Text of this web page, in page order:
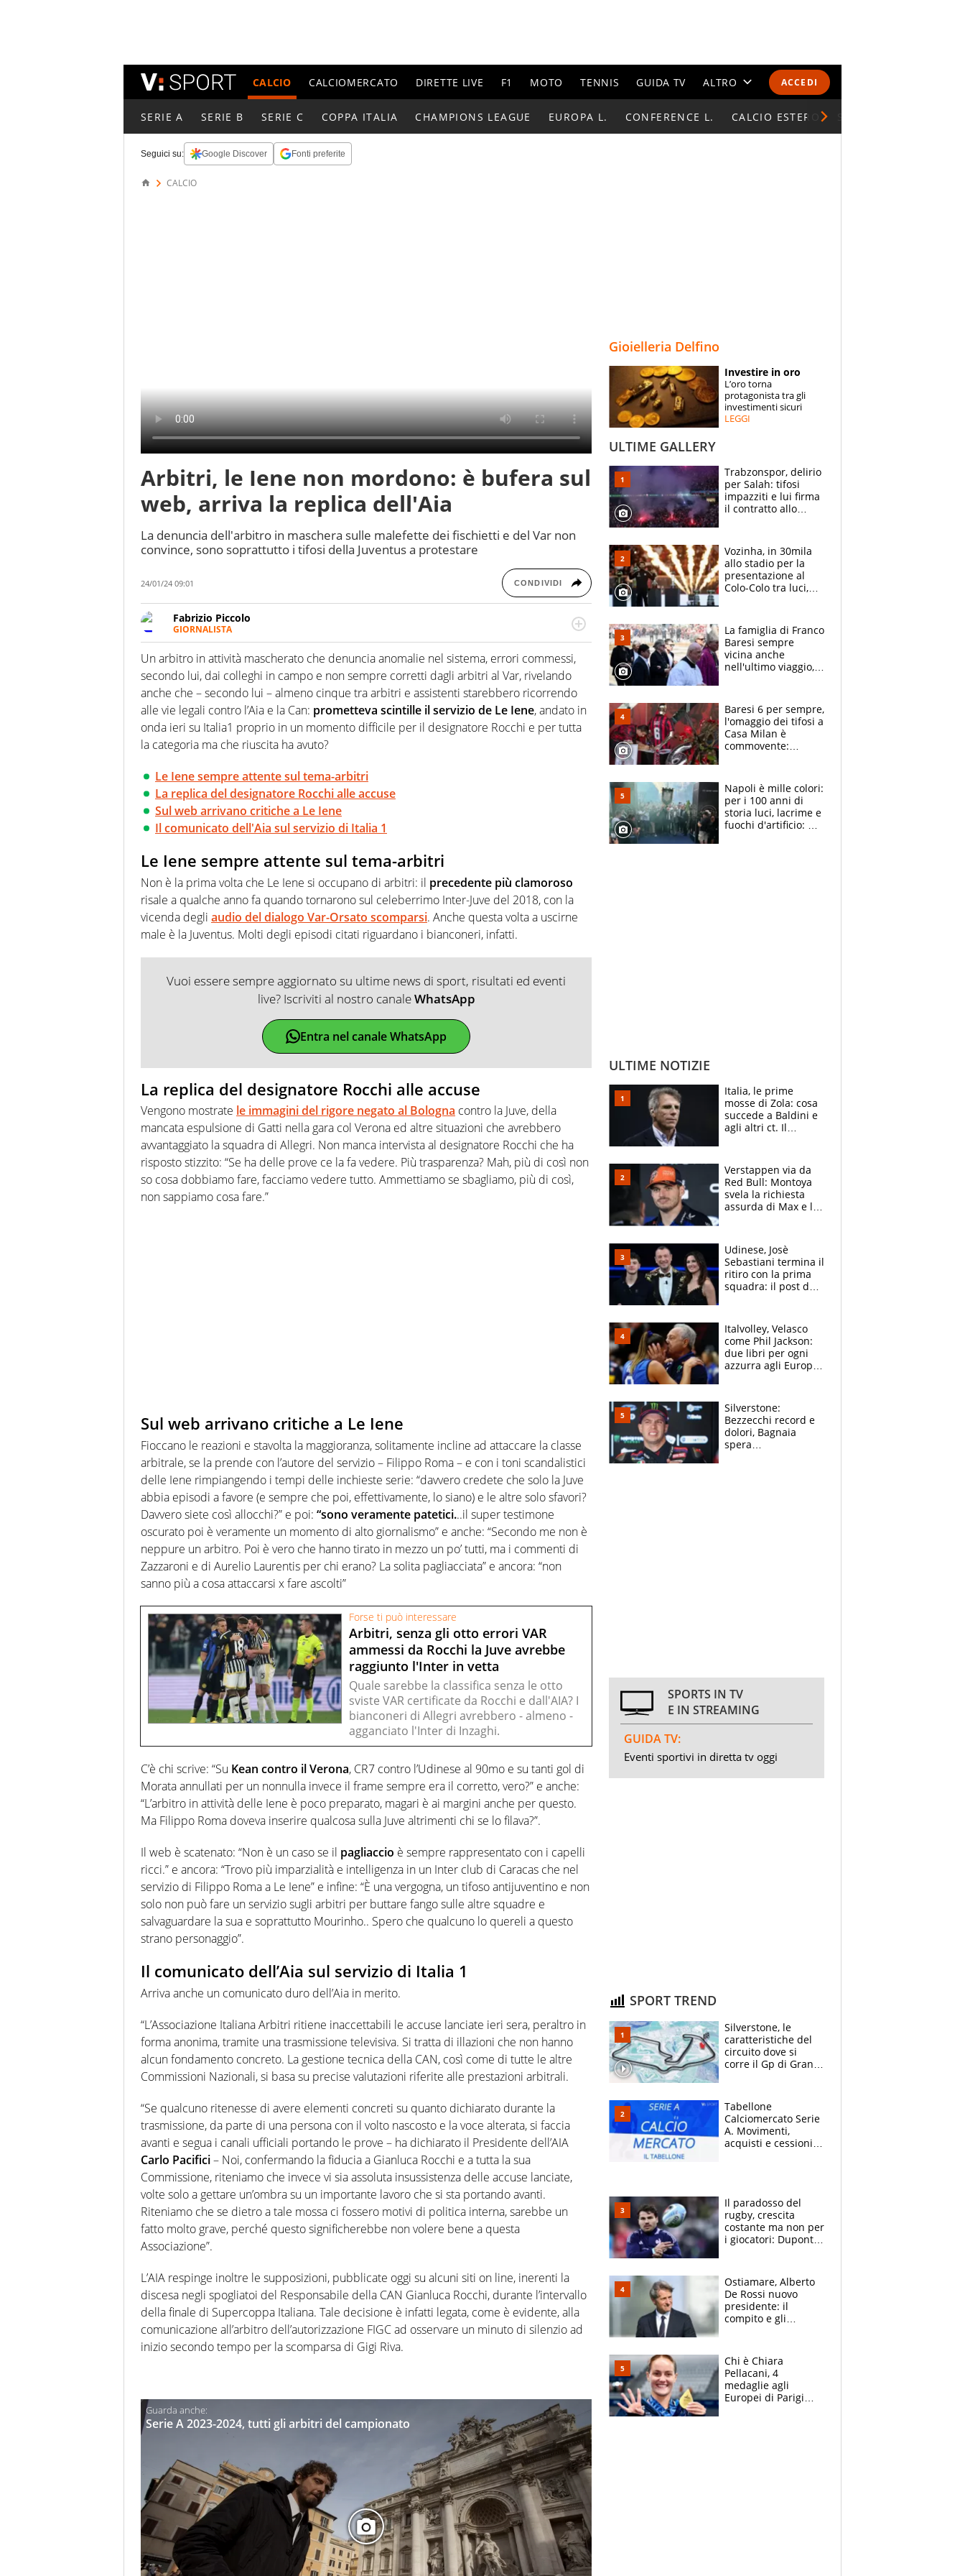
ACCEDI
CALCIO CALCIOMERCATO DIRETTE LIVE F1 MOTO TENNIS GUIDA TV ALTRO
CALENDARI E CLASSIFICHE
ESPERTI
CONTATTI
SERIE A SERIE B SERIE C COPPA ITALIA CHAMPIONS LEAGUE EUROPA L. CONFERENCE L. CALCIO ESTERO
Seguici su: Google Discover Fonti preferite
CALCIO
Arbitri, le Iene non mordono: è bufera sul
web, arriva la replica dell'Aia
La denuncia dell'arbitro in maschera sulle malefette dei fischietti e del Var non
convince, sono soprattutto i tifosi della Juventus a protestare
24/01/24 09:01 CONDIVIDI
Fabrizio Piccolo
GIORNALISTA
Nella sua carriera ha seguito numerose manifestazioni sportive e collaborato con
agenzie e testate. Esperienza, competenza, conoscenza e memoria storica. Si occupa
prevalentemente di calcio
Un arbitro in attività mascherato che denuncia anomalie nel sistema, errori commessi,
secondo lui, dai colleghi in campo e non sempre corretti dagli arbitri al Var, rivelando
anche che – secondo lui – almeno cinque tra arbitri e assistenti starebbero ricorrendo
alle vie legali contro l’Aia e la Can: prometteva scintille il servizio de Le Iene, andato in
onda ieri su Italia1 proprio in un momento difficile per il designatore Rocchi e per tutta
la categoria ma che riuscita ha avuto?
Le Iene sempre attente sul tema-arbitri
La replica del designatore Rocchi alle accuse
Sul web arrivano critiche a Le Iene
Il comunicato dell'Aia sul servizio di Italia 1
Le Iene sempre attente sul tema-arbitri
Non è la prima volta che Le Iene si occupano di arbitri: il precedente più clamoroso
risale a qualche anno fa quando tornarono sul celeberrimo Inter-Juve del 2018, con la
vicenda degli audio del dialogo Var-Orsato scomparsi. Anche questa volta a uscirne
male è la Juventus. Molti degli episodi citati riguardano i bianconeri, infatti.
Vuoi essere sempre aggiornato su ultime news di sport, risultati ed eventi
live? Iscriviti al nostro canaleWhatsApp
Entra nel canale WhatsApp
La replica del designatore Rocchi alle accuse
Vengono mostrate le immagini del rigore negato al Bologna contro la Juve, della
mancata espulsione di Gatti nella gara col Verona ed altre situazioni che avrebbero
avvantaggiato la squadra di Allegri. Non manca intervista al designatore Rocchi che ha
risposto stizzito: “Se ha delle prove ce la fa vedere. Più trasparenza? Mah, più di così non
so cosa dobbiamo fare, facciamo vedere tutto. Ammettiamo se sbagliamo, più di così,
non sappiamo cosa fare.”
Sul web arrivano critiche a Le Iene
Fioccano le reazioni e stavolta la maggioranza, solitamente incline ad attaccare la classe
arbitrale, se la prende con l’autore del servizio – Filippo Roma – e con i toni scandalistici
delle Iene rimpiangendo i tempi delle inchieste serie: “davvero credete che solo la Juve
abbia episodi a favore (e sempre che poi, effettivamente, lo siano) e le altre solo sfavori?
Davvero siete così allocchi?” e poi: “sono veramente patetici...il super testimone
oscurato poi è veramente un momento di alto giornalismo” e anche: “Secondo me non è
neppure un arbitro. Poi è vero che hanno tirato in mezzo un po’ tutti, ma i commenti di
Zazzaroni e di Aurelio Laurentis per chi erano? La solita pagliacciata” e ancora: “non
sanno più a cosa attaccarsi x fare ascolti”
Forse ti può interessare
Arbitri, senza gli otto errori VAR
ammessi da Rocchi la Juve avrebbe
raggiunto l'Inter in vetta
Quale sarebbe la classifica senza le otto
sviste VAR certificate da Rocchi e dall'AIA? I
bianconeri di Allegri avrebbero - almeno -
agganciato l'Inter di Inzaghi.
C’è chi scrive: “Su Kean contro il Verona, CR7 contro l’Udinese al 90mo e su tanti gol di
Morata annullati per un nonnulla invece il frame sempre era il corretto, vero?” e anche:
“L’arbitro in attività delle Iene è poco preparato, magari è ai margini anche per questo.
Ma Filippo Roma doveva inserire qualcosa sulla Juve altrimenti chi se lo filava?”.
Il web è scatenato: “Non è un caso se il pagliaccio è sempre rappresentato con i capelli
ricci.” e ancora: “Trovo più imparzialità e intelligenza in un Inter club di Caracas che nel
servizio di Filippo Roma a Le Iene” e infine: “È una vergogna, un tifoso antijuventino e non
solo non può fare un servizio sugli arbitri per buttare fango sulle altre squadre e
salvaguardare la sua e soprattutto Mourinho.. Spero che qualcuno lo quereli a questo
strano personaggio”.
Il comunicato dell’Aia sul servizio di Italia 1
Arriva anche un comunicato duro dell’Aia in merito.
“L’Associazione Italiana Arbitri ritiene inaccettabili le accuse lanciate ieri sera, peraltro in
forma anonima, tramite una trasmissione televisiva. Si tratta di illazioni che non hanno
alcun fondamento concreto. La gestione tecnica della CAN, così come di tutte le altre
Commissioni Nazionali, si basa su precise valutazioni riferite alle prestazioni arbitrali.
“Se qualcuno ritenesse di avere elementi concreti su quanto dichiarato durante la
trasmissione, da parte di una persona con il volto nascosto e la voce alterata, si faccia
avanti e segua i canali ufficiali portando le prove – ha dichiarato il Presidente dell’AIA
Carlo Pacifici– Noi, confermando la fiducia a Gianluca Rocchi e a tutta la sua
Commissione, riteniamo che invece vi sia assoluta insussistenza delle accuse lanciate,
volte solo a gettare un’ombra su un importante lavoro che si sta portando avanti.
Riteniamo che se dietro a tale mossa ci fossero motivi di politica interna, sarebbe un
fatto molto grave, perché questo significherebbe non volere bene a questa
Associazione”.
L’AIA respinge inoltre le supposizioni, pubblicate oggi su alcuni siti on line, inerenti la
discesa negli spogliatoi del Responsabile della CAN Gianluca Rocchi, durante l’intervallo
della finale di Supercoppa Italiana. Tale decisione è infatti legata, come è evidente, alla
comunicazione all’arbitro dell’autorizzazione FIGC ad osservare un minuto di silenzio ad
inizio secondo tempo per la scomparsa di Gigi Riva.
Serie A 2023-2024, tutti gli arbitri del campionato
Gioielleria Delfino
Investire in oro
L’oro torna
protagonista tra gli
investimenti sicuri
LEGGI
ULTIME GALLERY
Trabzonspor, delirio
per Salah: tifosi
impazziti e lui firma
il contratto allo
Vozinha, in 30mila
allo stadio per la
presentazione al
Colo-Colo tra luci,
La famiglia di Franco
Baresi sempre
vicina anche
nell'ultimo viaggio,
circondati
dall'affetto dei tifosi
Baresi 6 per sempre,
l'omaggio dei tifosi a
Casa Milan è
commovente:
bigliettini
Napoli è mille colori:
per i 100 anni di
storia luci, lacrime e
fuochi d'artificio: De
ULTIME NOTIZIE
Italia, le prime
mosse di Zola: cosa
succede a Baldini e
agli altri ct. Il
azzurri
Verstappen via da
Red Bull: Montoya
svela la richiesta
assurda di Max e lo
McLaren siano
meglio?”
Udinese, Josè
Sebastiani termina il
ritiro con la prima
squadra: il post del
sfondo
Italvolley, Velasco
come Phil Jackson:
due libri per ogni
azzurra agli Europei.
Silverstone:
Bezzecchi record e
dolori, Bagnaia
spera
SPORTS IN TV
E IN STREAMING
GUIDA TV:
Eventi sportivi in diretta tv oggi
SPORT TREND
Silverstone, le
caratteristiche del
circuito dove si
corre il Gp di Gran
Tabellone
Calciomercato Serie
A. Movimenti,
acquisti e cessioni:
Il paradosso del
rugby, crescita
costante ma non per
i giocatori: Dupont
solo 1,4 milioni
all'anno
Ostiamare, Alberto
De Rossi nuovo
presidente: il
compito e gli
Chi è Chiara
Pellacani, 4
medaglie agli
Europei di Parigi